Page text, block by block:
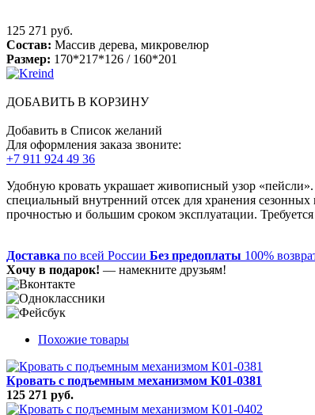
125 271 руб.
Состав: Массив дерева, микровелюр
Размер: 170*217*126 / 160*201
ДОБАВИТЬ В КОРЗИНУ
Добавить в Список желаний
Для оформления заказа звоните:
+7 911 924 49 36
Удобную кровать украшает живописный узор
специальный внутренний отсек для хранения
прочностью и большим сроком эксплуатации. Требуется
Доставка по всей России Без предоплаты 100%
Хочу в подарок! — намекните друзьям!
Похожие товары
Кровать с подъемным механизмом K01-0381
125 271 руб.